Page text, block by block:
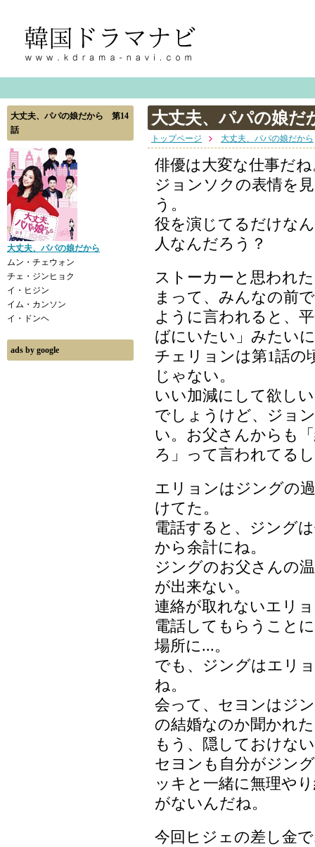
大丈夫、パパの娘だから 第14
話
大丈夫、パパの娘だから
ムン・チェウォン
チェ・ジンヒョク
イ・ヒジン
イム・カンソン
イ・ドンヘ
ads by google
大丈夫、パパの娘
トップページ 大丈夫、パパの娘だから
俳優は大変な仕事だ
ジョンソクの表情を
う。
役を演じてるだけな
人なんだろう？
ストーカーと思われ
まって、みんなの前
ように言われると、
ばにいたい」みたい
チェリョンは第1話の
じゃない。
いい加減にして欲し
でしょうけど、ジョ
い。お父さんからも
ろ」って言われてる
エリョンはジングの
けてた。
電話すると、ジング
から余計にね。
ジングのお父さんの
が出来ない。
連絡が取れないエリ
電話してもらうこと
場所に...。
でも、ジングはエリ
ね。
会って、セヨンはジ
の結婚なのか聞かれ
もう、隠しておけな
セヨンも自分がジン
ッキと一緒に無理や
がないんだね。
今回ヒジェの差し金